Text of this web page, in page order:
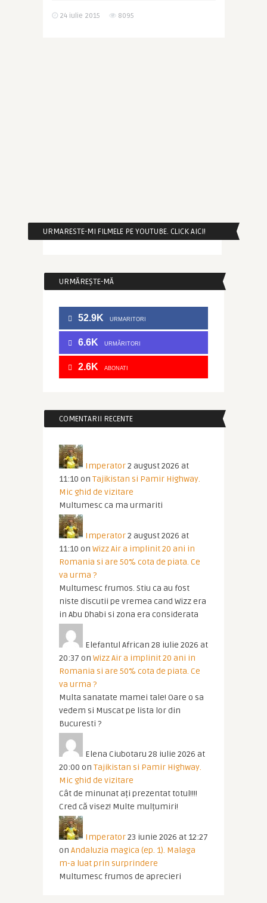
24 iulie 2015 8095
URMARESTE-MI FILMELE PE YOUTUBE. CLICK AICI!
URMĂREȘTE-MĂ
52.9K URMARITORI
6.6K URMĂRITORI
2.6K ABONATI
COMENTARII RECENTE
Imperator2 august 2026 at
11:10 on Tajikistan si Pamir Highway.
Mic ghid de vizitare
Multumesc ca ma urmariti
Imperator2 august 2026 at
11:10 on Wizz Air a implinit 20 ani in
Romania si are 50% cota de piata. Ce
va urma ?
Multumesc frumos. Stiu ca au fost
niste discutii pe vremea cand Wizz era
in Abu Dhabi si zona era considerata
Elefantul African 28 iulie 2026 at
20:37 on Wizz Air a implinit 20 ani in
Romania si are 50% cota de piata. Ce
va urma ?
Multa sanatate mamei tale! Oare o sa
vedem si Muscat pe lista lor din
Bucuresti ?
Elena Ciubotaru 28 iulie 2026 at
20:00 on Tajikistan si Pamir Highway.
Mic ghid de vizitare
Cât de minunat ați prezentat totul!!!!
Cred că visez! Multe mulțumiri!
Imperator23 iunie 2026 at 12:27
on Andaluzia magica (ep. 1). Malaga
m-a luat prin surprindere
Multumesc frumos de aprecieri